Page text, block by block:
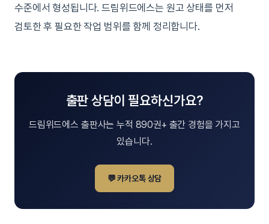
수준에서 형성됩니다. 드림위드에스는 원고 상태를 먼저
검토한 후 필요한 작업 범위를 함께 정리합니다.
출판 상담이 필요하신가요?
드림위드에스 출판사는 누적 890권+ 출간 경험을 가지고
있습니다.
💬 카카오톡 상담